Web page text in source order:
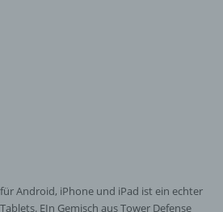
Android, iPhone und iPad ist ein echter
EIn Gemisch aus Tower Defense